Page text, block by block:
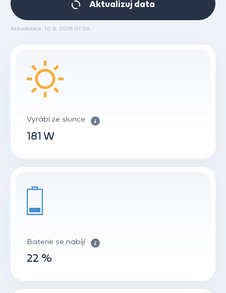
Aktualizuj data
Aktualizace: 10. 8. 2026 07:09
Vyrábí ze slunce
181 W
Baterie se nabíjí
22 %